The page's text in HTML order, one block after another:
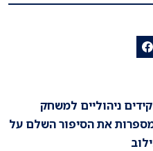
ניהוליים למשחק
את הסיפור השלם על